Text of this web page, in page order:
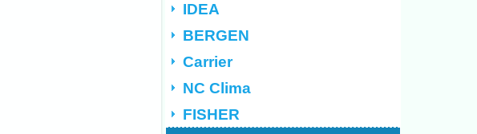
IDEA
BERGEN
Carrier
NC Clima
FISHER